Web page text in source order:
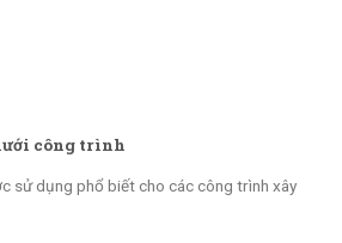
công trình
sử dụng phổ biết cho các công trình xây